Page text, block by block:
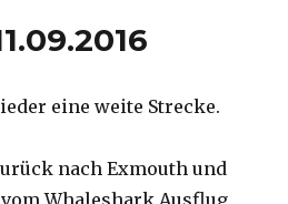
eine weite Strecke.
nach Exmouth und
Whaleshark Ausflug